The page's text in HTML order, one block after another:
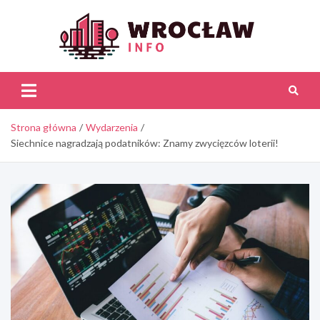
Strona główna
Wydarzenia
Siechnice nagradzają podatników: Znamy zwycięzców loterii!